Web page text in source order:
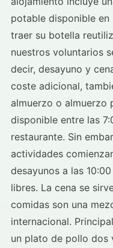
potable disponible en
traer su botella
nuestros voluntarios
decir, desayuno y
coste adicional,
almuerzo o almuerzo
disponible entre las
restaurante. Sin
actividades
desayunos a las
libres. La cena se
comidas son una
internacional.
un plato de pollo dos